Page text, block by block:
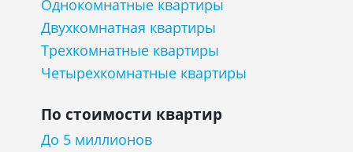
Однокомнатные квартиры
Двухкомнатная квартиры
Трехкомнатные квартиры
Четырехкомнатные квартиры
По стоимости квартир
До 5 миллионов